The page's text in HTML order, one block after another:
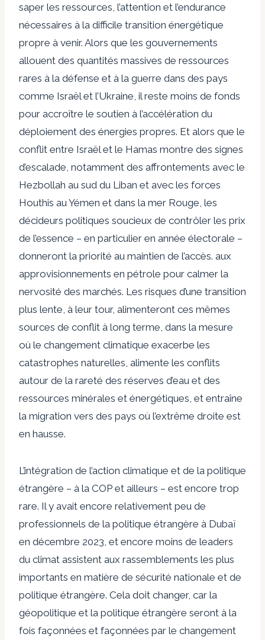
saper les ressources, l’attention et l’endurance
nécessaires à la difficile transition énergétique
propre à venir. Alors que les gouvernements
allouent des quantités massives de ressources
rares à la défense et à la guerre dans des pays
comme Israël et l’Ukraine, il reste moins de fonds
pour accroître le soutien à l’accélération du
déploiement des énergies propres. Et alors que le
conflit entre Israël et le Hamas montre des signes
d’escalade, notamment des affrontements avec le
Hezbollah au sud du Liban et avec les forces
Houthis au Yémen et dans la mer Rouge, les
décideurs politiques soucieux de contrôler les prix
de l’essence – en particulier en année électorale –
donneront la priorité au maintien de l’accès. aux
approvisionnements en pétrole pour calmer la
nervosité des marchés. Les risques d’une transition
plus lente, à leur tour, alimenteront ces mêmes
sources de conflit à long terme, dans la mesure
où le changement climatique exacerbe les
catastrophes naturelles, alimente les conflits
autour de la rareté des réserves d’eau et des
ressources minérales et énergétiques, et entraîne
la migration vers des pays où l’extrême droite est
en hausse.
L’intégration de l’action climatique et de la politique
étrangère – à la COP et ailleurs – est encore trop
rare. Il y avait encore relativement peu de
professionnels de la politique étrangère à Dubaï
en décembre 2023, et encore moins de leaders
du climat assistent aux rassemblements les plus
importants en matière de sécurité nationale et de
politique étrangère. Cela doit changer, car la
géopolitique et la politique étrangère seront à la
fois façonnées et façonnées par le changement